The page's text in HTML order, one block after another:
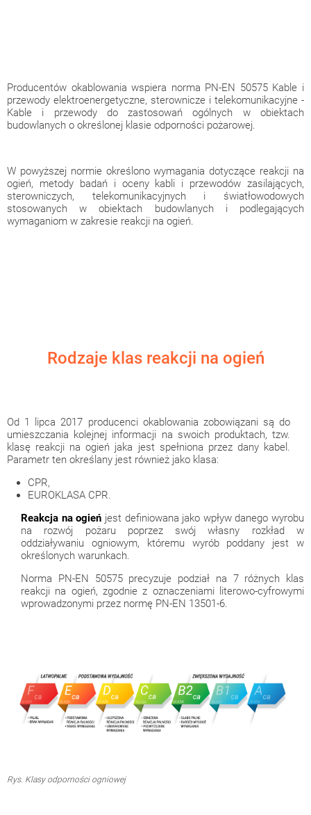
Producentów okablowania wspiera norma PN-EN 50575 Kable i
przewody elektroenergetyczne, sterownicze i telekomunikacyjne -
Kable i przewody do zastosowań ogólnych w obiektach
budowlanych o określonej klasie odporności pożarowej.
W powyższej normie określono wymagania dotyczące reakcji na
ogień, metody badań i oceny kabli i przewodów zasilających,
sterowniczych, telekomunikacyjnych i światłowodowych
stosowanych w obiektach budowlanych i podlegających
wymaganiom w zakresie reakcji na ogień.
Rodzaje klas reakcji na ogień
Od 1 lipca 2017 producenci okablowania zobowiązani są do
umieszczania kolejnej informacji na swoich produktach, tzw.
klasę reakcji na ogień jaka jest spełniona przez dany kabel.
Parametr ten określany jest również jako klasa:
CPR,
EUROKLASA CPR.
Reakcja na ogień jest definiowana jako wpływ danego wyrobu
na rozwój pożaru poprzez swój własny rozkład w
oddziaływaniu ogniowym, któremu wyrób poddany jest w
określonych warunkach.
Norma PN-EN 50575 precyzuje podział na 7 różnych klas
reakcji na ogień, zgodnie z oznaczeniami literowo-cyfrowymi
wprowadzonymi przez normę PN-EN 13501-6.
Rys. Klasy odporności ogniowej